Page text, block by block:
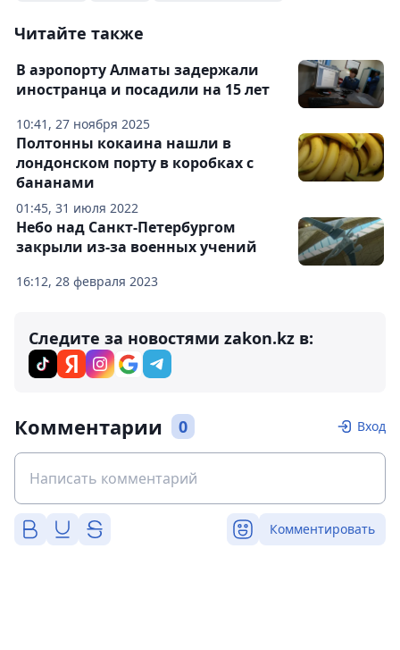
Читайте также
10:41, 27 ноября 2025
В аэропорту Алматы задержали
иностранца и посадили на 15 лет
01:45, 31 июля 2022
Полтонны кокаина нашли в
лондонском порту в коробках с
бананами
16:12, 28 февраля 2023
Небо над Санкт-Петербургом
закрыли из-за военных учений
Следите за новостями zakon.kz в:
Комментарии 0 Вход
Комментировать